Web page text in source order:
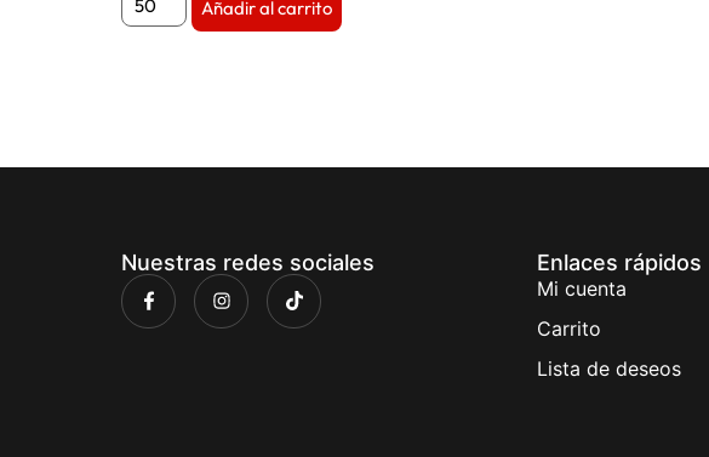
Añadir al carrito
Nuestras redes sociales Enlaces rápidos
Mi cuenta
Carrito
Lista de deseos